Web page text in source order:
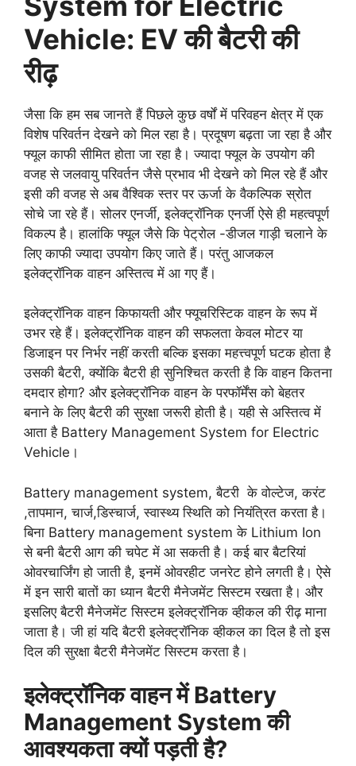
Vehicle: EV की बैटरी की
रीढ़
जैसा कि हम सब जानते हैं पिछले कुछ वर्षों में परिवहन क्षेत्र में एक
विशेष परिवर्तन देखने को मिल रहा है। प्रदूषण बढ़ता जा रहा है और
फ्यूल काफी सीमित होता जा रहा है। ज्यादा फ्यूल के उपयोग की
वजह से जलवायु परिवर्तन जैसे प्रभाव भी देखने को मिल रहे हैं और
इसी की वजह से अब वैश्विक स्तर पर ऊर्जा के वैकल्पिक स्रोत
सोचे जा रहे हैं। सोलर एनर्जी, इलेक्ट्रॉनिक एनर्जी ऐसे ही महत्वपूर्ण
विकल्प है। हालांकि फ्यूल जैसे कि पेट्रोल -डीजल गाड़ी चलाने के
लिए काफी ज्यादा उपयोग किए जाते हैं। परंतु आजकल
इलेक्ट्रॉनिक वाहन अस्तित्व में आ गए हैं।
इलेक्ट्रॉनिक वाहन किफायती और फ्यूचरिस्टिक वाहन के रूप में
उभर रहे हैं। इलेक्ट्रॉनिक वाहन की सफलता केवल मोटर या
डिजाइन पर निर्भर नहीं करती बल्कि इसका महत्त्वपूर्ण घटक होता है
उसकी बैटरी, क्योंकि बैटरी ही सुनिश्चित करती है कि वाहन कितना
दमदार होगा? और इलेक्ट्रॉनिक वाहन के परफॉर्मेंस को बेहतर
बनाने के लिए बैटरी की सुरक्षा जरूरी होती है। यही से अस्तित्व में
आता है Battery Management System for Electric
Vehicle।
Battery management system, बैटरी के वोल्टेज, करंट
,तापमान, चार्ज,डिस्चार्ज, स्वास्थ्य स्थिति को नियंत्रित करता है।
बिना Battery management system के Lithium Ion
से बनी बैटरी आग की चपेट में आ सकती है। कई बार बैटरियां
ओवरचार्जिंग हो जाती है, इनमें ओवरहीट जनरेट होने लगती है। ऐसे
में इन सारी बातों का ध्यान बैटरी मैनेजमेंट सिस्टम रखता है। और
इसलिए बैटरी मैनेजमेंट सिस्टम इलेक्ट्रॉनिक व्हीकल की रीढ़ माना
जाता है। जी हां यदि बैटरी इलेक्ट्रॉनिक व्हीकल का दिल है तो इस
दिल की सुरक्षा बैटरी मैनेजमेंट सिस्टम करता है।
इलेक्ट्रॉनिक वाहन में Battery
Management System की
आवश्यकता क्यों पड़ती है?